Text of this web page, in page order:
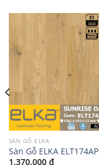
SÀN GỖ ELKA
Sàn Gỗ ELKA ELT174AP
1.370.000 ₫